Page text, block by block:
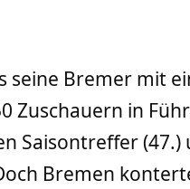
seine Bremer mit
Zuschauern in
Saisontreffer (47.)
Bremen